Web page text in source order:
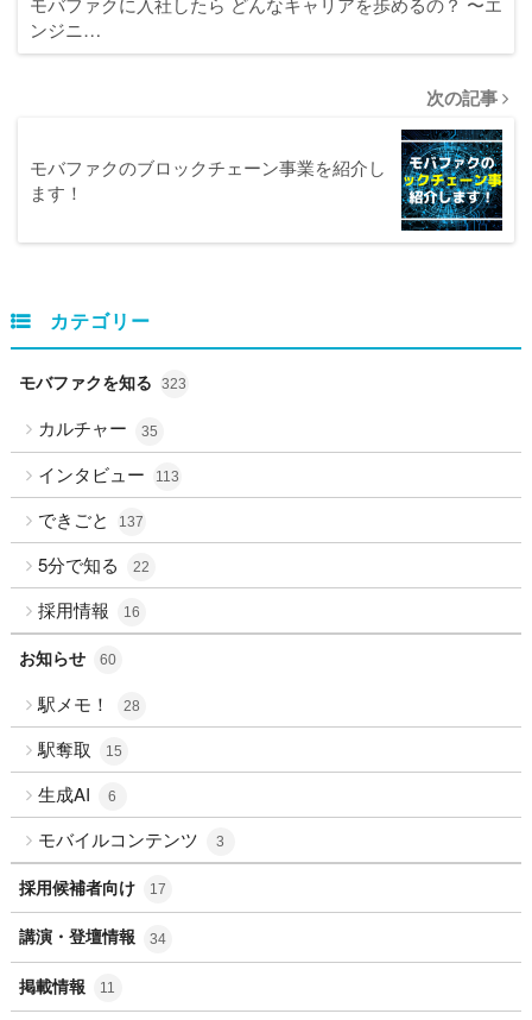
ンジニ…
次の記事
モバファクのブロックチェーン事業を紹介し
ます！
カテゴリー
モバファクを知る 323
カルチャー 35
インタビュー 113
できごと 137
5分で知る 22
採用情報 16
お知らせ 60
駅メモ！ 28
駅奪取 15
生成AI 6
モバイルコンテンツ 3
採用候補者向け 17
講演・登壇情報 34
掲載情報 11